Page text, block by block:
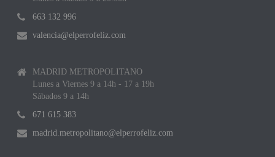
663 132 996
valencia@elperrofeliz.com
MADRID METROPOLITANO
Lunes a Viernes 9 a 14h - 17 a 19h
Sábados 9 a 14h
671 615 383
madrid.metropolitano@elperrofeliz.com